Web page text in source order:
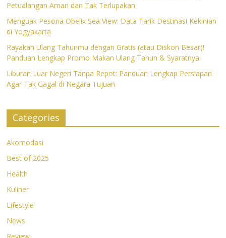
Petualangan Aman dan Tak Terlupakan
Menguak Pesona Obelix Sea View: Data Tarik Destinasi Kekinian
di Yogyakarta
Rayakan Ulang Tahunmu dengan Gratis (atau Diskon Besar)!
Panduan Lengkap Promo Makan Ulang Tahun & Syaratnya
Liburan Luar Negeri Tanpa Repot: Panduan Lengkap Persiapan
Agar Tak Gagal di Negara Tujuan
Categories
Akomodasi
Best of 2025
Health
Kuliner
Lifestyle
News